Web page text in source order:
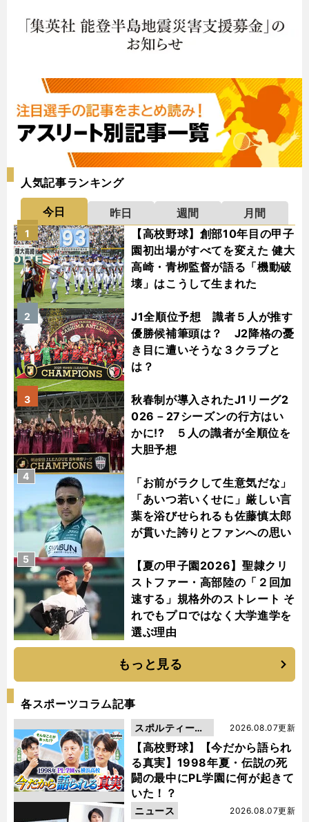
人気記事ランキング
今日 昨日 週間
月間
【高校野球】創部10年目の甲子
園初出場がすべてを変えた 健大
高崎・青栁監督が語る「機動破
壊」はこうして生まれた
1
J1全順位予想 識者５人が推す
優勝候補筆頭は？ J2降格の憂
き目に遭いそうな３クラブと
は？
2
秋春制が導入されたJ1リーグ2
026－27シーズンの行方はい
かに!? ５人の識者が全順位を
大胆予想
3
「お前がラクして生意気だな」
「あいつ若いくせに」厳しい言
葉を浴びせられるも佐藤慎太郎
が貫いた誇りとファンへの思い
4
【夏の甲子園2026】聖隷クリ
ストファー・高部陸の「２回加
速する」規格外のストレート そ
れでもプロではなく大学進学を
選ぶ理由
5
もっと見る
各スポーツコラム記事
【高校野球】【今だから語られ
る真実】1998年夏・伝説の死
闘の最中にPL学園に何が起きて
いた！？
2026.08.07更新
スポルティーバ
動画
2026.08.07更新
ニュース